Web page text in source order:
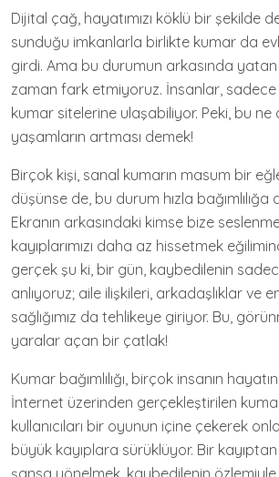
Dijital çağ, hayatımızı köklü bir şekilde
sunduğu imkanlarla birlikte kumar da
girdi. Ama bu durumun arkasında
zaman fark etmiyoruz. İnsanlar, sadece
kumar sitelerine ulaşabiliyor. Peki, bu ne
yaşamların artması demek!
Birçok kişi, sanal kumarın masum bir
düşünse de, bu durum hızla bağımlılığa
Ekranın arkasındaki kimse bize
kayıplarımızı daha az hissetmek
gerçek şu ki, bir gün, kaybedilenin
anlıyoruz; aile ilişkileri, arkadaşlıklar ve
sağlığımız da tehlikeye giriyor. Bu,
yaralar açan bir çatlak!
Kumar bağımlılığı, birçok insanın
İnternet üzerinden gerçekleştirilen
kullanıcıları bir oyunun içine çekerek
büyük kayıplara sürüklüyor. Bir
şansa yönelmek, kaybedilenin